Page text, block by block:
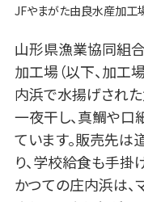
JFやまがた由良水産加工
山形県漁業協同組合
加工場（以下、加工
内浜で水揚げされ
一夜干し、真鯛や口
ています。販売先は
り、学校給食も手掛
かつての庄内浜は